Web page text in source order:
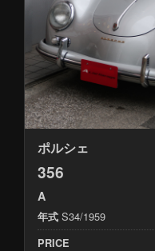
ポルシェ
356
A
年式 S34/1959
PRICE